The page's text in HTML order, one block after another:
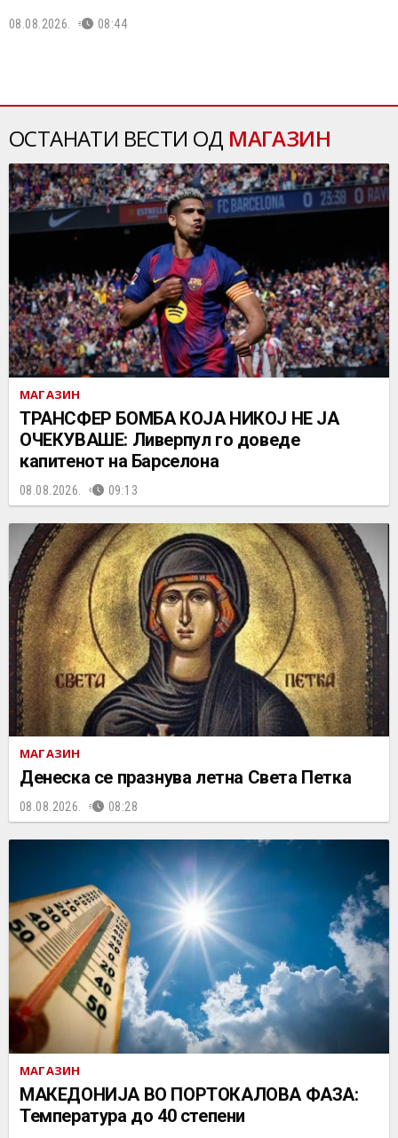
08.08.2026. 08:44
ОСТАНАТИ ВЕСТИ ОД МАГАЗИН
МАГАЗИН
ТРАНСФЕР БОМБА КОЈА НИКОЈ НЕ ЈА
ОЧЕКУВАШЕ: Ливерпул го доведе
капитенот на Барселона
08.08.2026. 09:13
МАГАЗИН
Денеска се празнува летна Света Петка
08.08.2026. 08:28
МАГАЗИН
МАКЕДОНИЈА ВО ПОРТОКАЛОВА ФАЗА:
Температура до 40 степени